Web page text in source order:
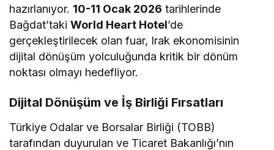
hazırlanıyor. 10-11 Ocak 2026 tarihlerinde
Bağdat’takiWorld Heart Hotel’de
gerçekleştirilecek olan fuar, Irak ekonomisinin
dijital dönüşüm yolculuğunda kritik bir dönüm
noktası olmayı hedefliyor.
​Dijital Dönüşüm ve İş Birliği Fırsatları
​Türkiye Odalar ve Borsalar Birliği (TOBB)
tarafından duyurulan ve Ticaret Bakanlığı’nın